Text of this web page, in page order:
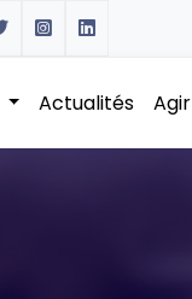
Actualités Agir